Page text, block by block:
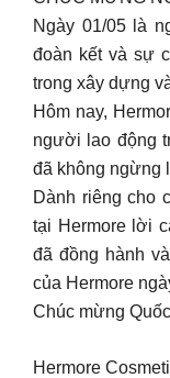
Ngày 01/05 là
đoàn kết và sự
trong xây dựng
Hôm nay,
người lao động
đã không ngừng
Dành riêng cho
tại Hermore lời
đã đồng hành
của Hermore
Chúc mừng
Hermore